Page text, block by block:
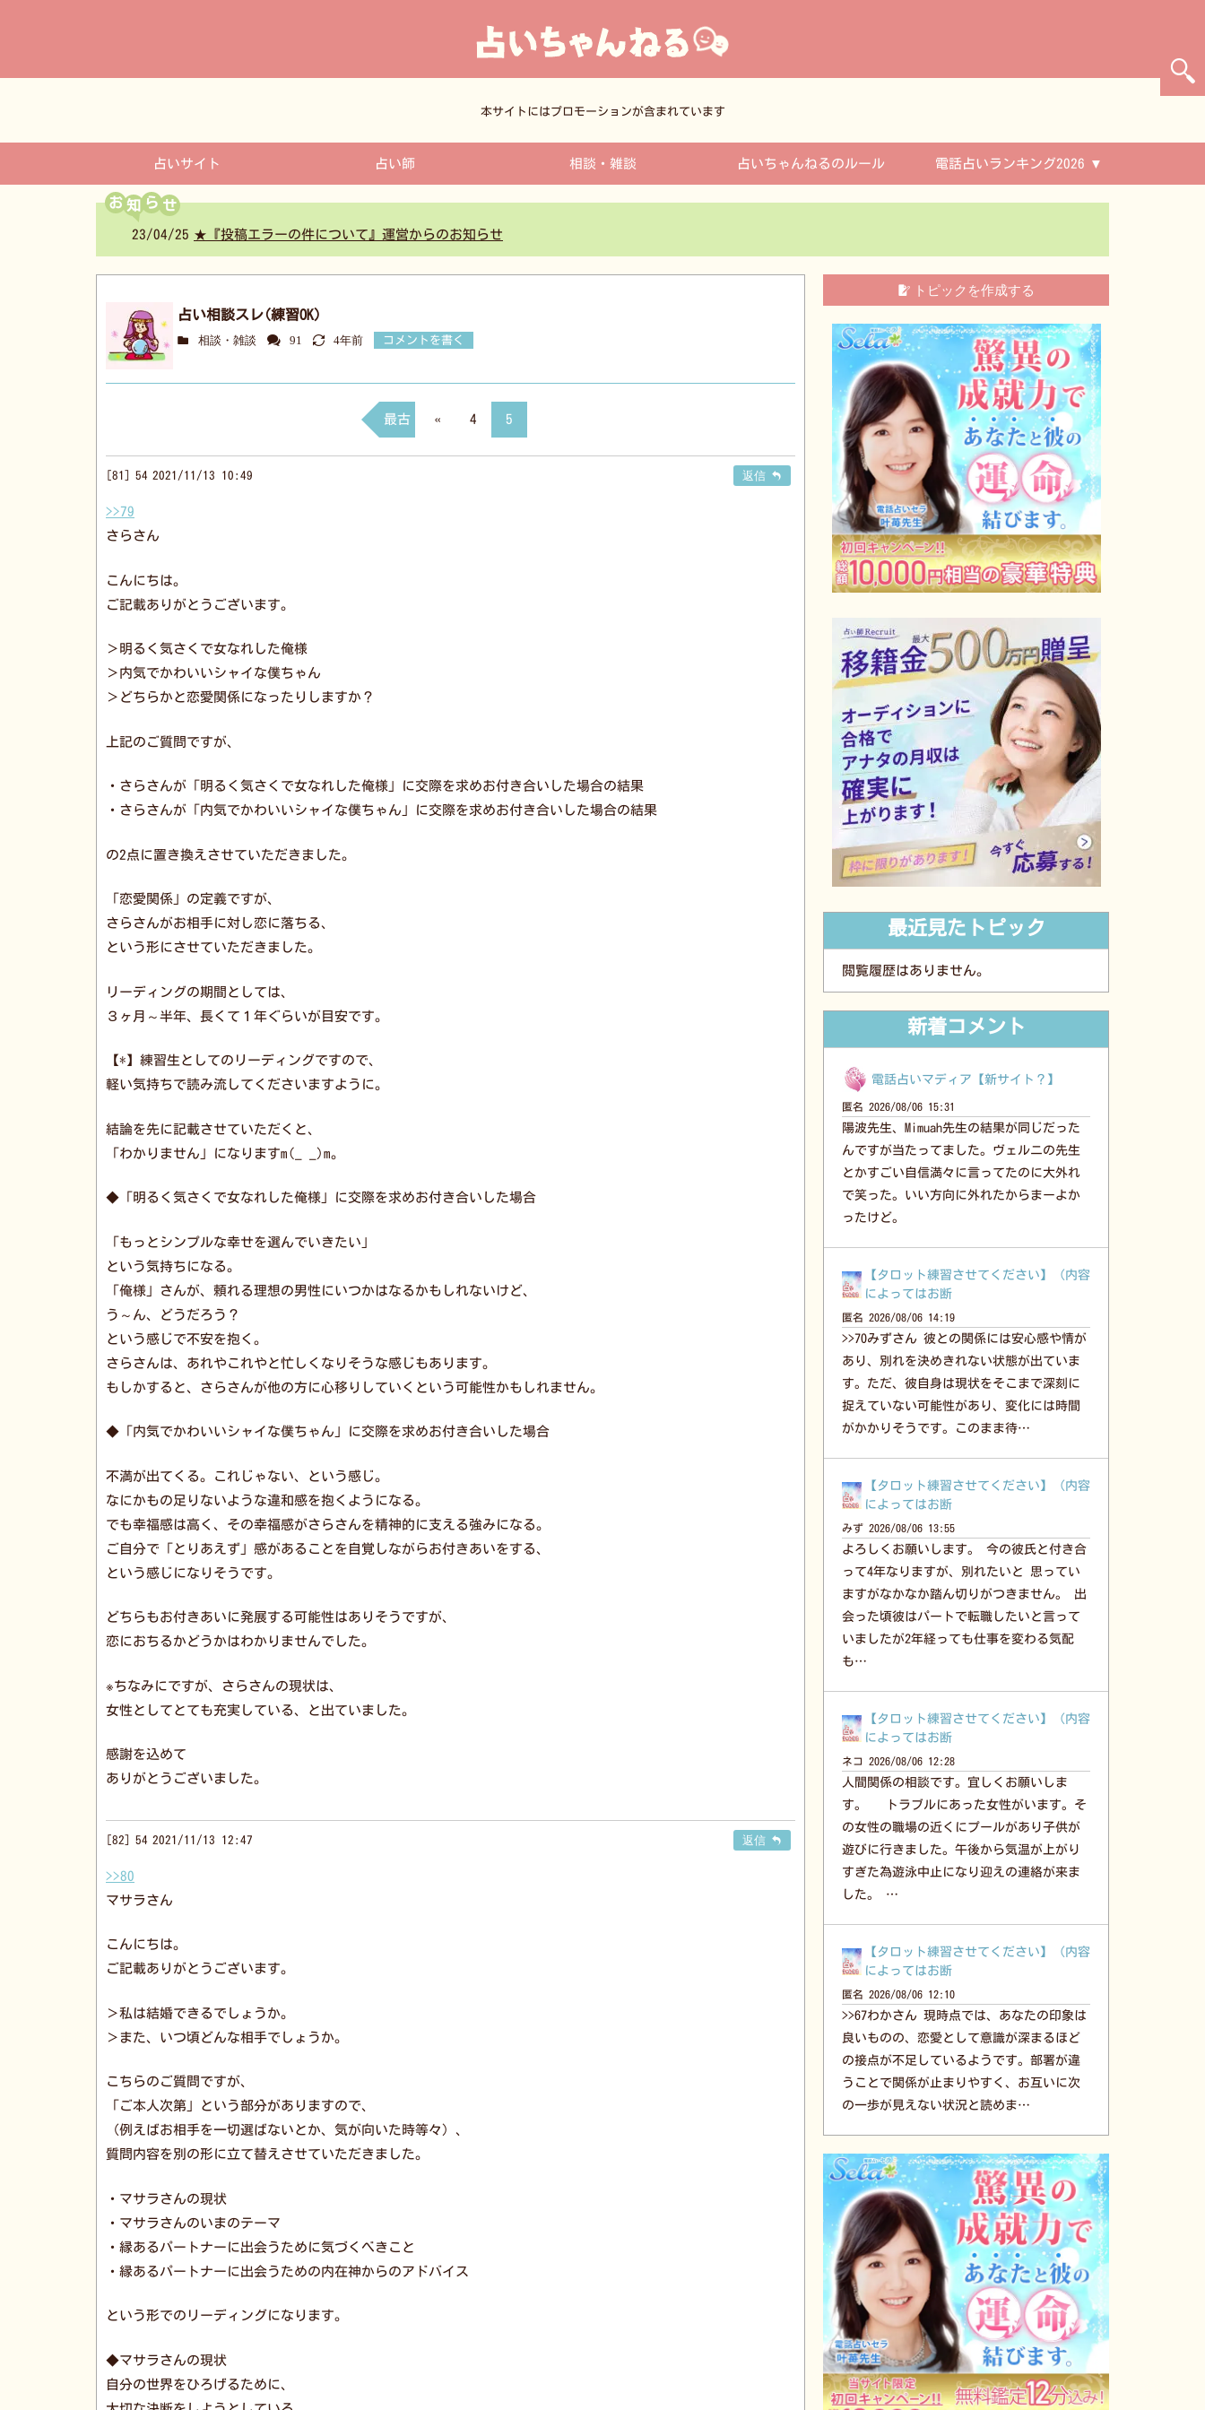
本サイトにはプロモーションが含まれています
占いサイト 占い師 相談・雑談 占いちゃんねるのルール 電話占いランキング2026
お ら
23/04/25 ★『投稿エラーの件について』運営からのお知らせ
占い相談スレ(練習OK)
相談・雑談 91 4年前 コメントを書く
最古 « 4 5
81 54 2021/11/13 10:49 返信
>>79
さらさん
こんにちは。
ご記載ありがとうございます。
＞明るく気さくで女なれした俺様
＞内気でかわいいシャイな僕ちゃん
＞どちらかと恋愛関係になったりしますか？
上記のご質問ですが、
・さらさんが「明るく気さくで女なれした俺様」に交際を求めお付き合いした場合の結果
・さらさんが「内気でかわいいシャイな僕ちゃん」に交際を求めお付き合いした場合の結果
の2点に置き換えさせていただきました。
「恋愛関係」の定義ですが、
さらさんがお相手に対し恋に落ちる、
という形にさせていただきました。
リーディングの期間としては、
３ヶ月～半年、長くて１年ぐらいが目安です。
【*】練習生としてのリーディングですので、
軽い気持ちで読み流してくださいますように。
結論を先に記載させていただくと、
「わかりません」になりますm(_ _)m。
◆「明るく気さくで女なれした俺様」に交際を求めお付き合いした場合
「もっとシンプルな幸せを選んでいきたい」
という気持ちになる。
「俺様」さんが、頼れる理想の男性にいつかはなるかもしれないけど、
う～ん、どうだろう？
という感じで不安を抱く。
さらさんは、あれやこれやと忙しくなりそうな感じもあります。
もしかすると、さらさんが他の方に心移りしていくという可能性かもしれません。
◆「内気でかわいいシャイな僕ちゃん」に交際を求めお付き合いした場合
不満が出てくる。これじゃない、という感じ。
なにかもの足りないような違和感を抱くようになる。
でも幸福感は高く、その幸福感がさらさんを精神的に支える強みになる。
ご自分で「とりあえず」感があることを自覚しながらお付きあいをする、
という感じになりそうです。
どちらもお付きあいに発展する可能性はありそうですが、
恋におちるかどうかはわかりませんでした。
※ちなみにですが、さらさんの現状は、
女性としてとても充実している、と出ていました。
感謝を込めて
ありがとうございました。
82 54 2021/11/13 12:47 返信
>>80
マサラさん
こんにちは。
ご記載ありがとうございます。
＞私は結婚できるでしょうか。
＞また、いつ頃どんな相手でしょうか。
こちらのご質問ですが、
「ご本人次第」という部分がありますので、
（例えばお相手を一切選ばないとか、気が向いた時等々）、
質問内容を別の形に立て替えさせていただきました。
・マサラさんの現状
・マサラさんのいまのテーマ
・縁あるパートナーに出会うために気づくべきこと
・縁あるパートナーに出会うための内在神からのアドバイス
という形でのリーディングになります。
◆マサラさんの現状
自分の世界をひろげるために、
トピックを作成する
最近見たトピック
閲覧履歴はありません。
新着コメント
電話占いマディア【新サイト？】
匿名 2026/08/06 15:31
陽波先生、Mimuah先生の結果が同じだった
んですが当たってました。ヴェルニの先生
とかすごい自信満々に言ってたのに大外れ
で笑った。いい方向に外れたからまーよか
ったけど。
【タロット練習させてください】（内容
によってはお断
匿名 2026/08/06 14:19
>>70みずさん 彼との関係には安心感や情が
あり、別れを決めきれない状態が出ていま
す。ただ、彼自身は現状をそこまで深刻に
捉えていない可能性があり、変化には時間
がかかりそうです。このまま待…
【タロット練習させてください】（内容
によってはお断
みず 2026/08/06 13:55
よろしくお願いします。 今の彼氏と付き合
って4年なりますが、別れたいと 思ってい
ますがなかなか踏ん切りがつきません。 出
会った頃彼はパートで転職したいと言って
いましたが2年経っても仕事を変わる気配
も…
【タロット練習させてください】（内容
によってはお断
ネコ 2026/08/06 12:28
人間関係の相談です。宜しくお願いしま
す。 トラブルにあった女性がいます。そ
の女性の職場の近くにプールがあり子供が
遊びに行きました。午後から気温が上がり
すぎた為遊泳中止になり迎えの連絡が来ま
した。 …
【タロット練習させてください】（内容
によってはお断
匿名 2026/08/06 12:10
>>67わかさん 現時点では、あなたの印象は
良いものの、恋愛として意識が深まるほど
の接点が不足しているようです。部署が違
うことで関係が止まりやすく、お互いに次
の一歩が見えない状況と読めま…